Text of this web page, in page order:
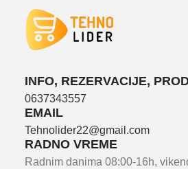
INFO, REZERVACIJE,
0637343557
EMAIL
Tehnolider22@gmail.com
RADNO VREME
Radnim danima 08:00-16h,